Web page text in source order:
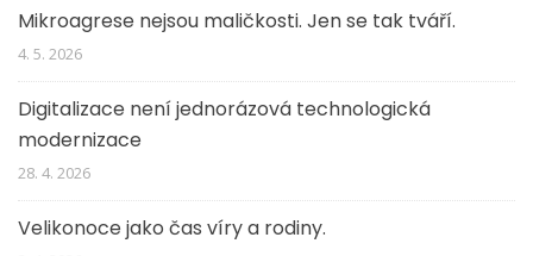
Mikroagrese nejsou maličkosti. Jen se tak tváří.
4. 5. 2026
Digitalizace není jednorázová technologická
modernizace
28. 4. 2026
Velikonoce jako čas víry a rodiny.